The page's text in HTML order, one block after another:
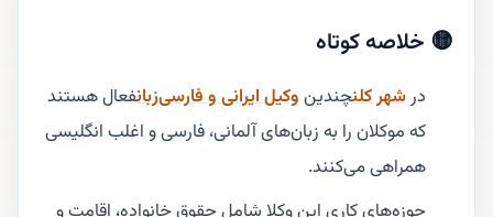
🟡 خلاصه کوتاه
درشهر کلنچندینوکیل ایرانی و فارسی‌زبانفعال هستند
که موکلان را به زبان‌های آلمانی، فارسی و اغلب انگلیسی
همراهی می‌کنند.